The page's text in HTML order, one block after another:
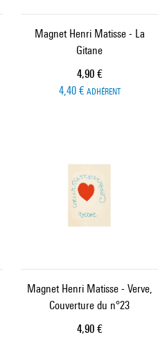
Magnet Henri Matisse - La
Gitane
Prix ​​actuel
4,90 €
4,40 € ADHÉRENT
Magnet Henri Matisse - Verve,
Couverture du n°23
Prix ​​actuel
4,90 €